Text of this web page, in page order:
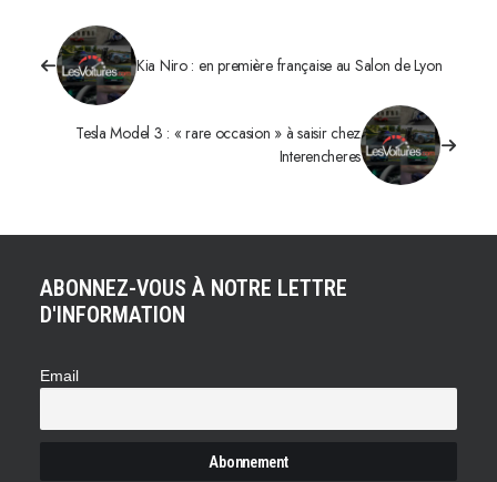
Kia Niro : en première française au Salon de Lyon
Tesla Model 3 : « rare occasion » à saisir chez
Interencheres
ABONNEZ-VOUS À NOTRE LETTRE
D'INFORMATION
Email